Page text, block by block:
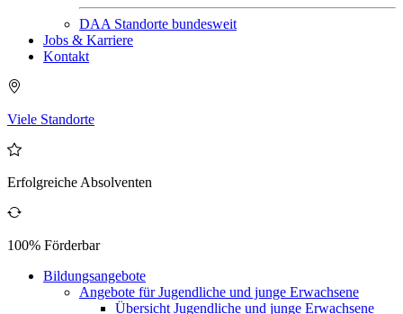
DAA Standorte bundesweit
Jobs & Karriere
Kontakt
Viele Standorte
Erfolgreiche Absolventen
100% Förderbar
Bildungsangebote
Angebote für Jugendliche und junge Erwachsene
Übersicht Jugendliche und junge Erwachsene